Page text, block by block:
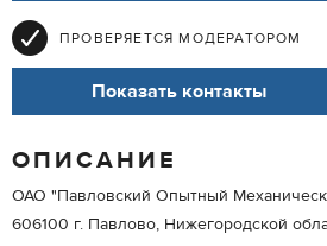
ПРОВЕРЯЕТСЯ МОДЕРАТОРОМ
Показать контакты
ОПИСАНИЕ
ОАО "Павловский Опытный
606100 г. Павлово, Нижегородской